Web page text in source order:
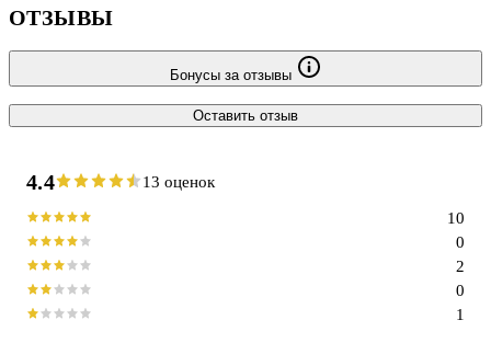
ОТЗЫВЫ
Бонусы за отзывы
Оставить отзыв
4.4 13 оценок
1
0
2
0
10